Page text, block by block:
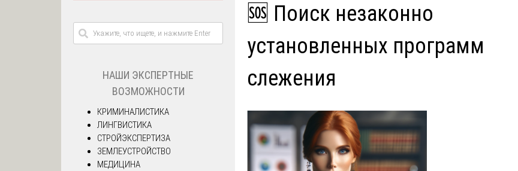
🆘 Поиск незаконно
установленных программ
слежения
НАШИ ЭКСПЕРТНЫЕ
ВОЗМОЖНОСТИ
КРИМИНАЛИСТИКА
ЛИНГВИСТИКА
СТРОЙЭКСПЕРТИЗА
ЗЕМЛЕУСТРОЙСТВО
МЕДИЦИНА